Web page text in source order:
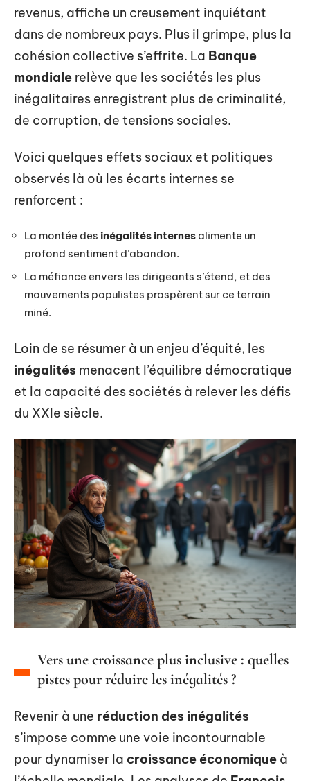
revenus, affiche un creusement inquiétant
dans de nombreux pays. Plus il grimpe, plus la
cohésion collective s’effrite. La Banque
mondiale relève que les sociétés les plus
inégalitaires enregistrent plus de criminalité,
de corruption, de tensions sociales.
Voici quelques effets sociaux et politiques
observés là où les écarts internes se
renforcent :
La montée des inégalités internes alimente un
profond sentiment d’abandon.
La méfiance envers les dirigeants s’étend, et des
mouvements populistes prospèrent sur ce terrain
miné.
Loin de se résumer à un enjeu d’équité, les
inégalités menacent l’équilibre démocratique
et la capacité des sociétés à relever les défis
du XXIe siècle.
Vers une croissance plus inclusive : quelles
pistes pour réduire les inégalités ?
Revenir à une réduction des inégalités
s’impose comme une voie incontournable
pour dynamiser la croissance économique à